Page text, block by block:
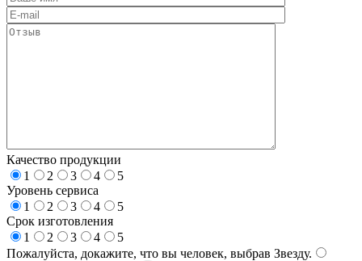
Качество продукции
1
2 3 4
5
Уровень сервиса
1
2 3 4
5
Срок изготовления
1
2 3 4
5
Пожалуйста, докажите, что вы человек, выбрав Звезду.